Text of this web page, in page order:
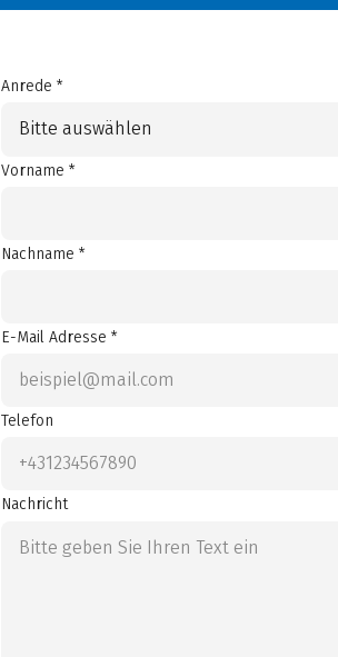
Anrede *
Bitte auswählen
Vorname *
Nachname *
E-Mail Adresse *
Telefon
Nachricht